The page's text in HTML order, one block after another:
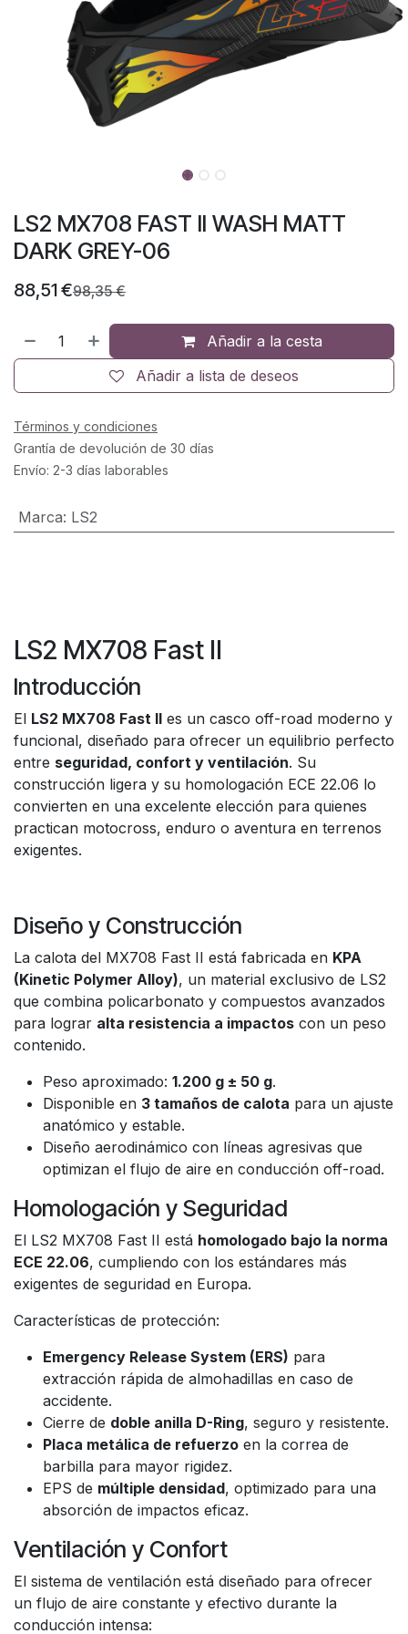
LS2 MX708 FAST II WASH MATT
DARK GREY-06
88,51€98,35€
Añadir a la cesta
Añadir a lista de deseos
Términos y condiciones
Grantía de devolución de 30 días
Envío: 2-3 días laborables
Marca: LS2
LS2 MX708 Fast II
Introducción
El LS2 MX708 Fast II es un casco off-road moderno y
funcional, diseñado para ofrecer un equilibrio perfecto
entre seguridad, confort y ventilación. Su
construcción ligera y su homologación ECE 22.06 lo
convierten en una excelente elección para quienes
practican motocross, enduro o aventura en terrenos
exigentes.
Diseño y Construcción
La calota del MX708 Fast II está fabricada en KPA
(Kinetic Polymer Alloy), un material exclusivo de LS2
que combina policarbonato y compuestos avanzados
para lograr alta resistencia a impactos con un peso
contenido.
Peso aproximado: 1.200 g ± 50 g.
Disponible en 3 tamaños de calota para un ajuste
anatómico y estable.
Diseño aerodinámico con líneas agresivas que
optimizan el flujo de aire en conducción off-road.
Homologación y Seguridad
El LS2 MX708 Fast II está homologado bajo la norma
ECE 22.06, cumpliendo con los estándares más
exigentes de seguridad en Europa.
Características de protección:
Emergency Release System (ERS) para
extracción rápida de almohadillas en caso de
accidente.
Cierre de doble anilla D-Ring, seguro y resistente.
Placa metálica de refuerzo en la correa de
barbilla para mayor rigidez.
EPS de múltiple densidad, optimizado para una
absorción de impactos eficaz.
Ventilación y Confort
El sistema de ventilación está diseñado para ofrecer
un flujo de aire constante y efectivo durante la
conducción intensa: